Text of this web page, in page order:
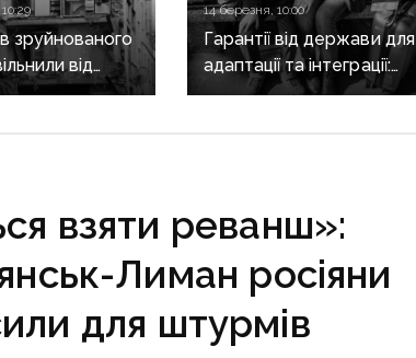
зруйнованого
від
14 березня, 10:00
Гарантії від держави для
адаптації та інтеграції:
профільний комітет
взяти реванш»:
Лиман росіяни
для штурмів